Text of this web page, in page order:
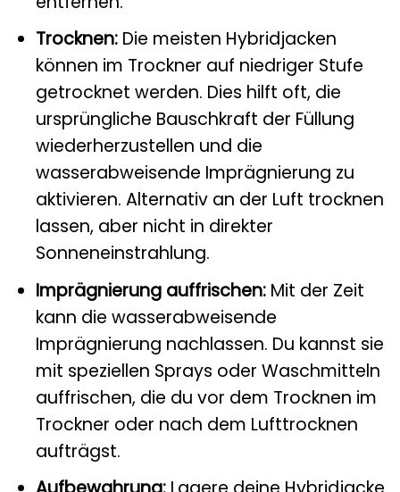
Trocknen:Die meisten Hybridjacken
können im Trockner auf niedriger Stufe
getrocknet werden. Dies hilft oft, die
ursprüngliche Bauschkraft der Füllung
wiederherzustellen und die
wasserabweisende Imprägnierung zu
aktivieren. Alternativ an der Luft trocknen
lassen, aber nicht in direkter
Sonneneinstrahlung.
Imprägnierung auffrischen:Mit der Zeit
kann die wasserabweisende
Imprägnierung nachlassen. Du kannst sie
mit speziellen Sprays oder Waschmitteln
auffrischen, die du vor dem Trocknen im
Trockner oder nach dem Lufttrocknen
aufträgst.